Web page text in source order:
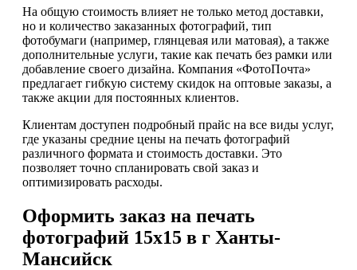
На общую стоимость влияет не только метод доставки,
но и количество заказанных фотографий, тип
фотобумаги (например, глянцевая или матовая), а также
дополнительные услуги, такие как печать без рамки или
добавление своего дизайна. Компания «ФотоПочта»
предлагает гибкую систему скидок на оптовые заказы, а
также акции для постоянных клиентов.
Клиентам доступен подробный прайс на все виды услуг,
где указаны средние цены на печать фотографий
различного формата и стоимость доставки. Это
позволяет точно спланировать свой заказ и
оптимизировать расходы.
Оформить заказ на печать
фотографий 15х15 в г Ханты-
Мансийск